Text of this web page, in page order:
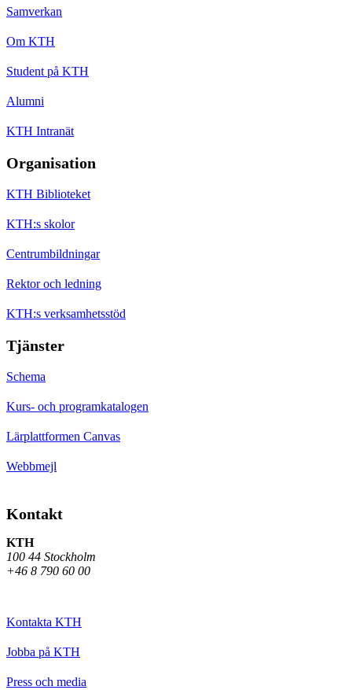
Samverkan
Om KTH
Student på KTH
Alumni
KTH Intranät
Organisation
KTH Biblioteket
KTH:s skolor
Centrumbildningar
Rektor och ledning
KTH:s verksamhetsstöd
Tjänster
Schema
Kurs- och programkatalogen
Lärplattformen Canvas
Webbmejl
Kontakt
KTH
100 44 Stockholm
+46 8 790 60 00
Kontakta KTH
Jobba på KTH
Press och media